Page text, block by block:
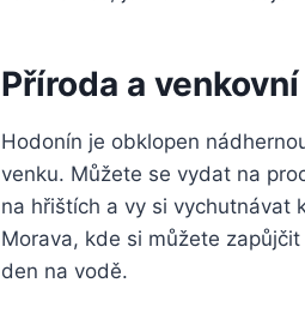
Příroda a
Hodonín je obklopen
venku. Můžete se vydat na
na hřištích a vy si vychutnávat
Morava, kde si můžete
den na vodě.